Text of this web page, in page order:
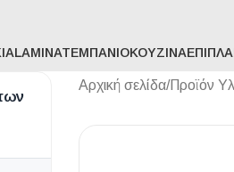
LAMINATEΜΠΆΝΙΟΚΟΥΖΊΝΑΈΠΙΠΛΑ
Αρχική σελίδα/Προϊόν